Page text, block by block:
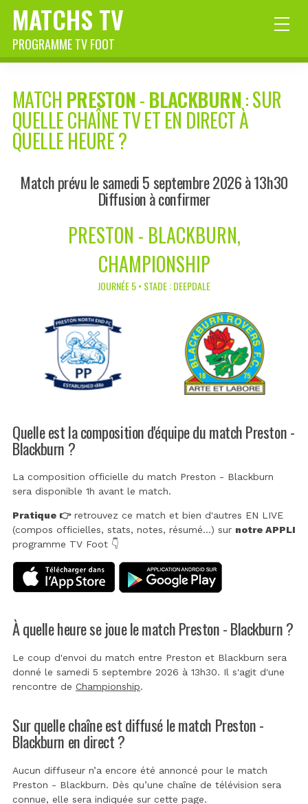
MATCHS TV
PROGRAMME TV FOOT
MATCH PRESTON-BLACKBURN: SUR
QUELLE CHAÎNE TV ET EN DIRECT À
QUELLE HEURE ?
Match prévu le samedi 5 septembre 2026 à 13h30
Diffusion à confirmer
PRESTON - BLACKBURN,
CHAMPIONSHIP
JOURNÉE 5 • STADE : DEEPDALE
Quelle est la composition d'équipe du match Preston -
Blackburn ?
La composition officielle du match Preston - Blackburn
sera disponible 1h avant le match.
Pratique 👉retrouvez ce match et bien d'autres EN LIVE
(compos officielles, stats, notes, résumé...) sur notre APPLI
programme TV Foot 👇
À quelle heure se joue le match Preston - Blackburn ?
Le coup d'envoi du match entre Preston et Blackburn sera
donné le samedi 5 septembre 2026 à 13h30. Il s'agit d'une
rencontre de Championship.
Sur quelle chaîne est diffusé le match Preston -
Blackburn en direct ?
Aucun diffuseur n’a encore été annoncé pour le match
Preston - Blackburn. Dès qu’une chaîne de télévision sera
connue, elle sera indiquée sur cette page.